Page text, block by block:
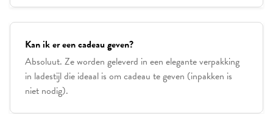
Kan ik er een cadeau geven?
Absoluut. Ze worden geleverd in een elegante verpakking
in ladestijl die ideaal is om cadeau te geven (inpakken is
niet nodig).